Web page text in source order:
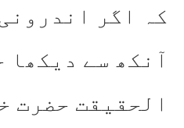
کہ اگر
آنکھ سے دیکھا
الحقیقت حضرت